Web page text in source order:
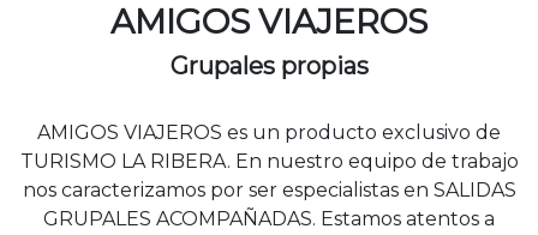
AMIGOS VIAJEROS
Grupales propias
AMIGOS VIAJEROS es un producto exclusivo de
TURISMO LA RIBERA. En nuestro equipo de trabajo
nos caracterizamos por ser especialistas en SALIDAS
GRUPALES ACOMPAÑADAS. Estamos atentos a